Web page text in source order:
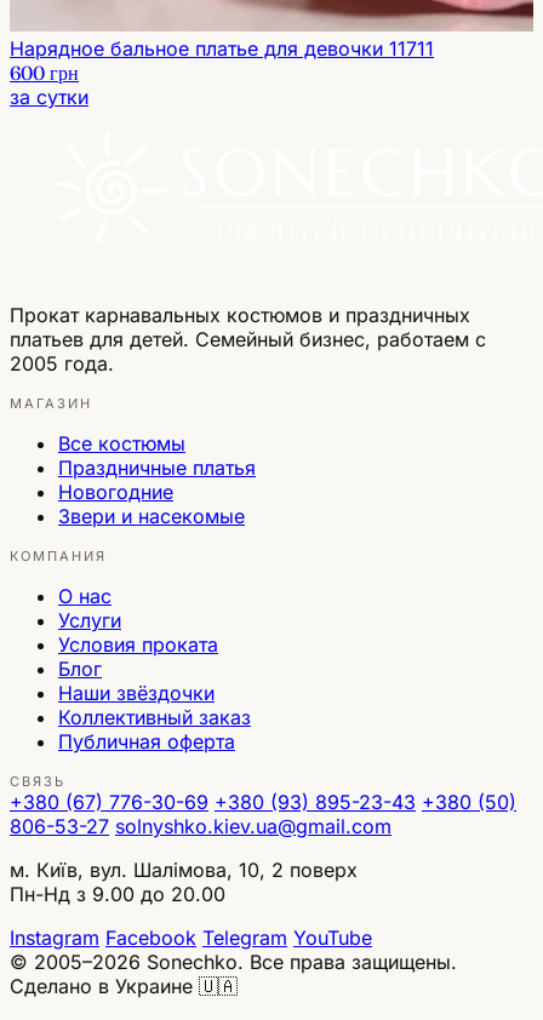
Нарядное бальное платье для девочки 11711
600 грн
за сутки
Прокат карнавальных костюмов и праздничных
платьев для детей. Семейный бизнес, работаем с
2005 года.
МАГАЗИН
Все костюмы
Праздничные платья
Новогодние
Звери и насекомые
КОМПАНИЯ
О нас
Услуги
Условия проката
Блог
Наши звёздочки
Коллективный заказ
Публичная оферта
СВЯЗЬ
+380 (67) 776-30-69 +380 (93) 895-23-43 +380 (50)
806-53-27 solnyshko.kiev.ua@gmail.com
м. Київ, вул. Шалімова, 10, 2 поверх
Пн-Нд з 9.00 до 20.00
Instagram Facebook Telegram YouTube
© 2005–2026 Sonechko. Все права защищены.
Сделано в Украине 🇺🇦